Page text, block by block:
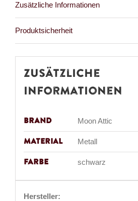
Zusätzliche Informationen
Produktsicherheit
Zusätzliche
Informationen
Brand Moon Attic
Material Metall
Farbe schwarz
Hersteller: